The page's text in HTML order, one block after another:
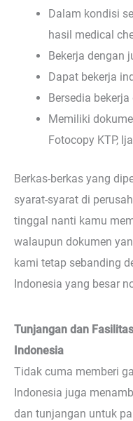
Dalam kondisi
hasil medical
Bekerja dengan
Dapat bekerja
Bersedia
Memiliki
Fotocopy KTP,
Berkas-berkas yang
syarat-syarat di
tinggal nanti kamu
walaupun dokumen
kami tetap sebanding
Indonesia yang besar
Tunjangan dan
Indonesia
Tidak cuma memberi
Indonesia juga
dan tunjangan untuk